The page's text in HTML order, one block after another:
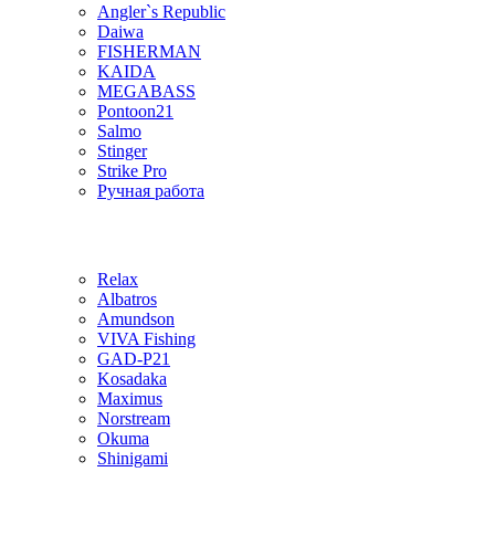
Angler`s Republic
Daiwa
FISHERMAN
KAIDA
MEGABASS
Pontoon21
Salmo
Stinger
Strike Pro
Ручная работа
Relax
Albatros
Amundson
VIVA Fishing
GAD-P21
Kosadaka
Maximus
Norstream
Okuma
Shinigami